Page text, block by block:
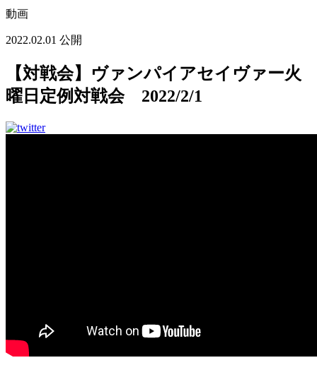
動画
2022.02.01 公開
【対戦会】ヴァンパイアセイヴァー火
曜日定例対戦会 2022/2/1